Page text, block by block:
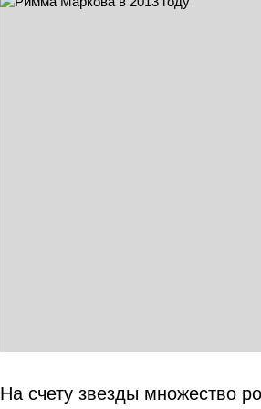
На счету звезды множество